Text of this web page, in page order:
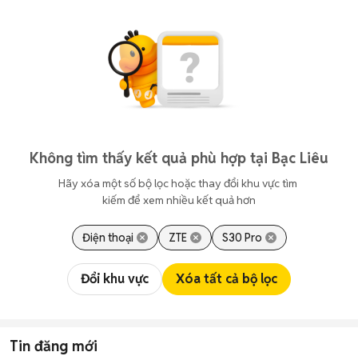
Không tìm thấy kết quả phù hợp tại Bạc Liêu
Hãy xóa một số bộ lọc hoặc thay đổi khu vực tìm
kiếm để xem nhiều kết quả hơn
Điện thoại ZTE S30 Pro
Đổi khu vực Xóa tất cả bộ lọc
Tin đăng mới